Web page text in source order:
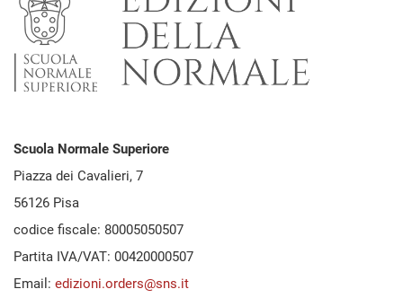
Scuola Normale Superiore
Piazza dei Cavalieri, 7
56126 Pisa
codice fiscale: 80005050507
Partita IVA/VAT: 00420000507
Email: edizioni.orders@sns.it